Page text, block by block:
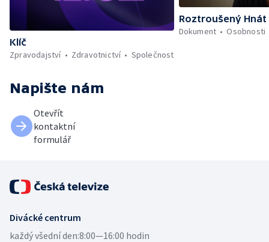
Klíč
Zpravodajství
Zdravotnictví Společnost
Roztroušený Hnát
Dokument
Osobnosti
Napište nám
Otevřít
kontaktní
formulář
Divácké centrum
každý všední den:8:00—16:00 hodin